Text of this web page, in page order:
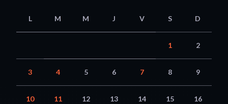
L M M J V S D
1 2
3 4 5 6 7 8 9
10 11 12 13 14 15 16